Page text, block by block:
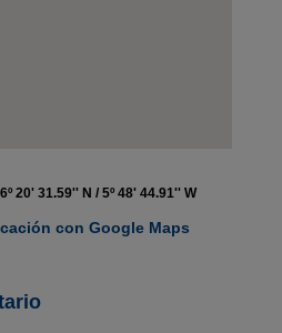
20' 31.59'' N / 5º 48' 44.91'' W
con Google Maps